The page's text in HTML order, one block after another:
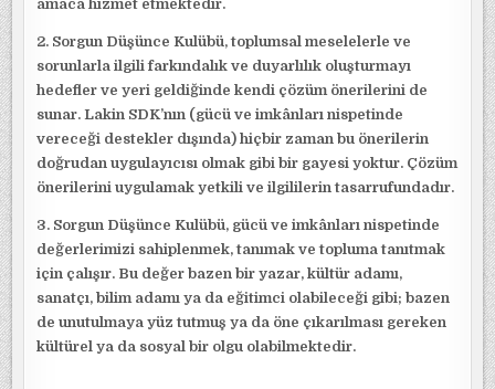
amaca hizmet etmektedir.
2. Sorgun Düşünce Kulübü, toplumsal meselelerle ve
sorunlarla ilgili farkındalık ve duyarlılık oluşturmayı
hedefler ve yeri geldiğinde kendi çözüm önerilerini de
sunar. Lakin SDK’nın (gücü ve imkânları nispetinde
vereceği destekler dışında) hiçbir zaman bu önerilerin
doğrudan uygulayıcısı olmak gibi bir gayesi yoktur. Çözüm
önerilerini uygulamak yetkili ve ilgililerin tasarrufundadır.
3. Sorgun Düşünce Kulübü, gücü ve imkânları nispetinde
değerlerimizi sahiplenmek, tanımak ve topluma tanıtmak
için çalışır. Bu değer bazen bir yazar, kültür adamı,
sanatçı, bilim adamı ya da eğitimci olabileceği gibi; bazen
de unutulmaya yüz tutmuş ya da öne çıkarılması gereken
kültürel ya da sosyal bir olgu olabilmektedir.